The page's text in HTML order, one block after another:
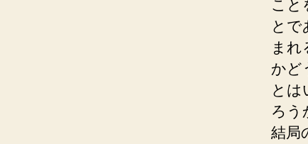
こと
とで
まれ
かど
とは
ろう
結局